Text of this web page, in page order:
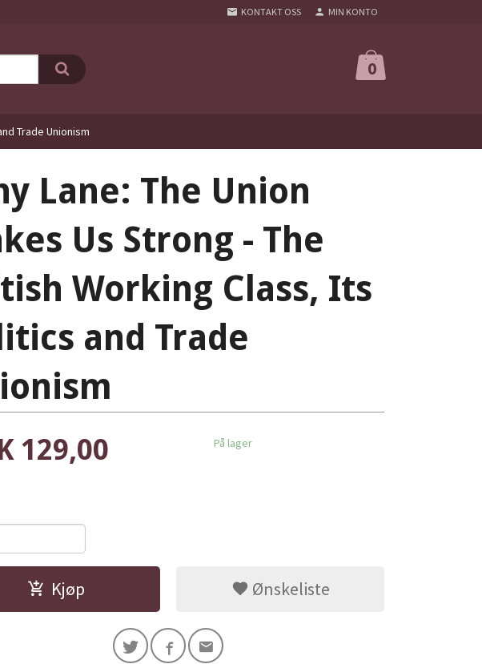
KONTAKT OSS MIN KONTO
0
Trade Unionism
Lane: The Union
Us Strong - The
Working Class, Its
and Trade
129,00 På lager
Kjøp Ønskeliste